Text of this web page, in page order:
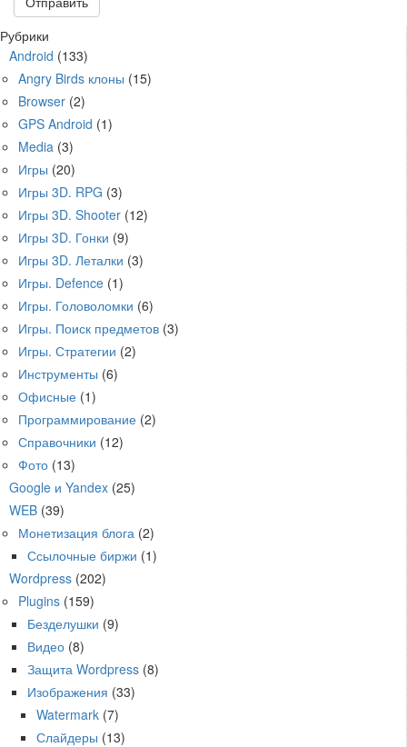
Рубрики
Android (133)
Angry Birds клоны (15)
Browser (2)
GPS Android (1)
Media (3)
Игры (20)
Игры 3D. RPG (3)
Игры 3D. Shooter (12)
Игры 3D. Гонки (9)
Игры 3D. Леталки (3)
Игры. Defence (1)
Игры. Головоломки (6)
Игры. Поиск предметов (3)
Игры. Стратегии (2)
Инструменты (6)
Офисные (1)
Программирование (2)
Справочники (12)
Фото (13)
Google и Yandex (25)
WEB (39)
Монетизация блога (2)
Ссылочные биржи (1)
Wordpress (202)
Plugins (159)
Безделушки (9)
Видео (8)
Защита Wordpress (8)
Изображения (33)
Watermark (7)
Слайдеры (13)